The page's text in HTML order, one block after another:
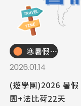
寒暑假遊學團
2026.01.14
(遊學團)2026 暑
團+法比荷22天